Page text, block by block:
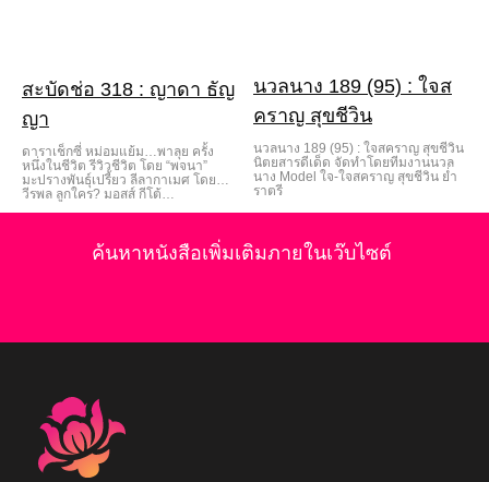
สะบัดช่อ 318 : ญาดา ธัญ
ญา
ดาราเช็กซี่ หม่อมแย้ม…พาลุย ครั้ง
หนึ่งในชีวิต รีวิวชีวิต โดย “พจนา”
มะปรางพันธุ์เปรี้ยว ลีลากาเมศ โดย…
วีรพล ลูกใคร? มอสส์ กีโต้…
นวลนาง 189 (95) : ใจส
คราญ สุขชีวิน
นวลนาง 189 (95) : ใจสคราญ สุขชีวิน
นิตยสารดีเด็ด จัดทําโดยทีมงานนวล
นาง Model ใจ-ใจสคราญ สุขชีวิน ย่ำ
ราตรี
ค้นหาหนังสือเพิ่มเติมภายในเว๊บไซต์